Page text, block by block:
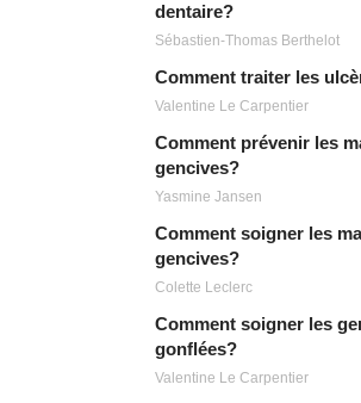
dentaire?
Sébastien-Thomas Berthelot
Comment traiter les
Valentine Le Carpentier
Comment prévenir les
gencives?
Yasmine Jansen
Comment soigner les
gencives?
Colette Leclerc
Comment soigner les
gonflées?
Valentine Le Carpentier